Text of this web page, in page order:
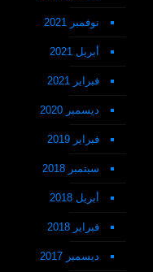
نوفمبر 2021
أبريل 2021
فبراير 2021
ديسمبر 2020
فبراير 2019
سبتمبر 2018
أبريل 2018
فبراير 2018
ديسمبر 2017